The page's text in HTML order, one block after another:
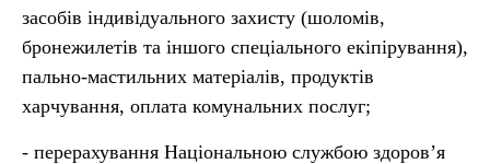
засобів індивідуального захисту (шоломів,
бронежилетів та іншого спеціального екіпірування),
пально-мастильних матеріалів, продуктів
харчування, оплата комунальних послуг;
- перерахування Національною службою здоров’я